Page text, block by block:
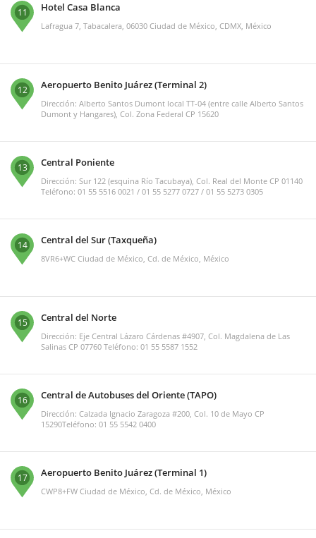
11 Hotel Casa Blanca
Lafragua 7, Tabacalera, 06030 Ciudad de México, CDMX, México
12 Aeropuerto Benito Juárez (Terminal 2)
Dirección: Alberto Santos Dumont local TT-04 (entre calle Alberto Santos
Dumont y Hangares), Col. Zona Federal CP 15620
13 Central Poniente
Dirección: Sur 122 (esquina Río Tacubaya), Col. Real del Monte CP 01140
Teléfono: 01 55 5516 0021 / 01 55 5277 0727 / 01 55 5273 0305
14 Central del Sur (Taxqueña)
8VR6+WC Ciudad de México, Cd. de México, México
15 Central del Norte
Dirección: Eje Central Lázaro Cárdenas #4907, Col. Magdalena de Las
Salinas CP 07760 Teléfono: 01 55 5587 1552
16 Central de Autobuses del Oriente (TAPO)
Dirección: Calzada Ignacio Zaragoza #200, Col. 10 de Mayo CP
15290Teléfono: 01 55 5542 0400
17 Aeropuerto Benito Juárez (Terminal 1)
CWP8+FW Ciudad de México, Cd. de México, México